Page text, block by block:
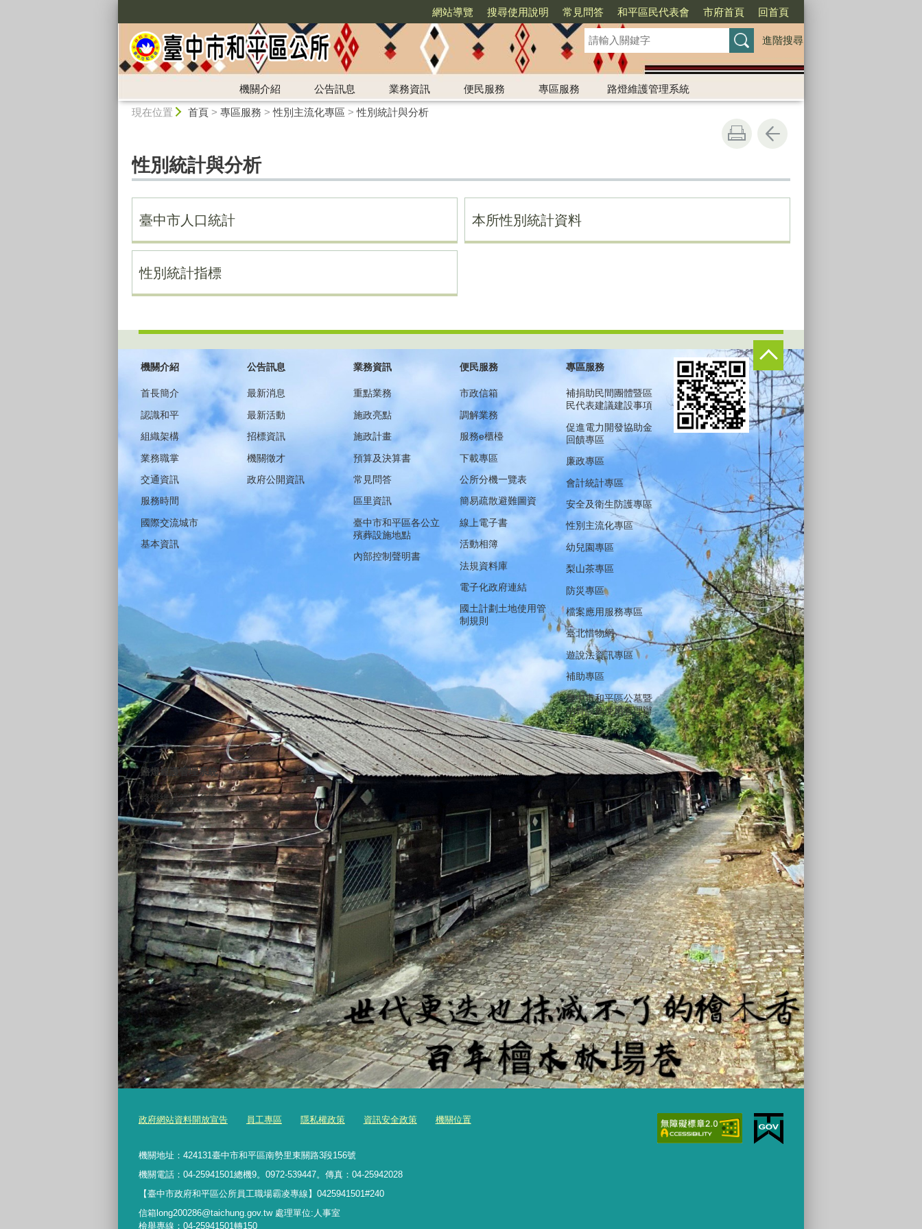
網站導覽 搜尋使用說明 常見問答 和平區民代表會 市府首頁 回首頁
進階搜尋
機關介紹 公告訊息 業務資訊 便民服務 專區服務
路燈維護管理系統
現在位置 首頁> 專區服務 >性別主流化專區 >性別統計與分析
性別統計與分析
臺中市人口統計 本所性別統計資料
性別統計指標
機關介紹
首長簡介
認識和平
組織架構
業務職掌
交通資訊
服務時間
國際交流城市
基本資訊
公告訊息
最新消息
最新活動
招標資訊
機關徵才
政府公開資訊
業務資訊
重點業務
施政亮點
施政計畫
預算及決算書
常見問答
區里資訊
臺中市和平區各公立
殯葬設施地點
內部控制聲明書
便民服務
市政信箱
調解業務
服務e櫃檯
下載專區
公所分機一覽表
簡易疏散避難圖資
線上電子書
活動相簿
法規資料庫
電子化政府連結
國土計劃土地使用管
制規則
專區服務
補捐助民間團體暨區
民代表建議建設事項
促進電力開發協助金
回饋專區
廉政專區
會計統計專區
安全及衛生防護專區
性別主流化專區
幼兒園專區
梨山茶專區
防災專區
檔案應用服務專區
臺北惜物網
遊說法資訊專區
補助專區
臺中市和平區公墓暨
納骨設施使用管理辦
法
路燈維護管理系統
路燈維護管理系統
政府網站資料開放宣告 員工專區 隱私權政策 資訊安全政策 機關位置
機關地址：424131臺中市和平區南勢里東關路3段156號
機關電話：04-25941501總機9。0972-539447。傳真：04-25942028
【臺中市政府和平區公所員工職場霸凌專線】0425941501#240
信箱long200286@taichung.gov.tw 處理單位:人事室
檢舉專線：04-25941501轉150